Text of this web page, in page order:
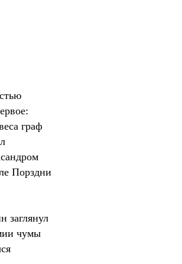
граф
Порздни
заглянул
чумы